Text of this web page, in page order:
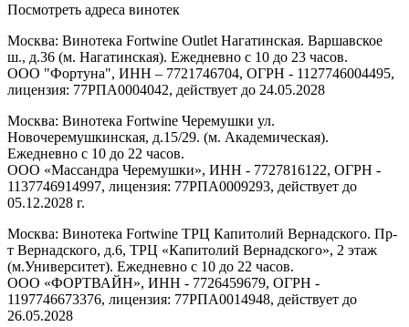
Посмотреть адреса винотек
Москва: Винотека Fortwine Outlet Нагатинская. Варшавское
ш., д.36 (м. Нагатинская). Ежедневно с 10 до 23 часов.
ООО "Фортуна", ИНН – 7721746704, ОГРН - 1127746004495,
лицензия: 77РПА0004042, действует до 24.05.2028
Москва: Винотека Fortwine Черемушки ул.
Новочеремушкинская, д.15/29. (м. Академическая).
Ежедневно с 10 до 22 часов.
ООО «Массандра Черемушки», ИНН - 7727816122, ОГРН -
1137746914997, лицензия: 77РПА0009293, действует до
05.12.2028 г.
Москва: Винотека Fortwine ТРЦ Капитолий Вернадского. Пр-
т Вернадского, д.6, ТРЦ «Капитолий Вернадского», 2 этаж
(м.Университет). Ежедневно с 10 до 22 часов.
ООО «ФОРТВАЙН», ИНН - 7726459679, ОГРН -
1197746673376, лицензия: 77РПА0014948, действует до
26.05.2028